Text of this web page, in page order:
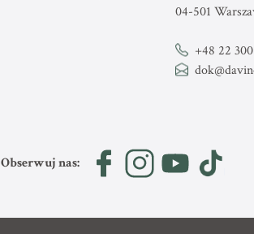
04-501
+48 22
Obserwuj nas: